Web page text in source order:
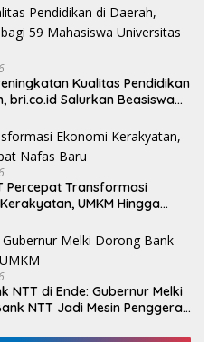
Kualitas Pendidikan
bri.co.id Salurkan Beasiswa
Percepat Transformasi
UMKM Hingga
NTT di Ende: Gubernur Melki
NTT Jadi Mesin Penggerak